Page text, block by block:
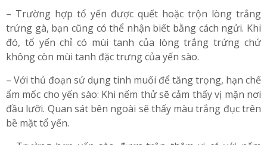
thể nhận biết ngay qua mùi rất sốc và khó chịu khi ngửi.
Yến có trộn dầu khi chưng sẽ thấy hiện tượng sủi bọt.
– Trường hợp tổ yến được quết hoặc trộn lòng trắng
trứng gà, bạn cũng có thể nhận biết bằng cách ngửi. Khi
đó, tổ yến chỉ có mùi tanh của lòng trắng trứng chứ
không còn mùi tanh đặc trưng của yến sào.
– Với thủ đoạn sử dụng tinh muối để tăng trọng, hạn chế
ẩm mốc cho yến sào: Khi nếm thử sẽ cảm thấy vị mặn nơi